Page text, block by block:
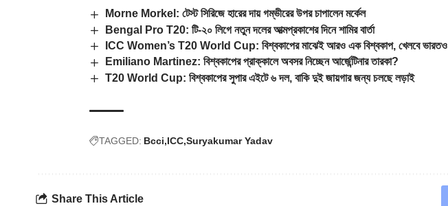
Morne Morkel: টেস্ট সিরিজে হারের দায় গম্ভীরের উপর চাপালেন মর্কেল
Bengal Pro T20: টি-২০ লিগে নতুন দলের আত্মপ্রকাশের দিনে শামির বার্তা
ICC Women’s T20 World Cup: বিশ্বকাপের মাঝেই আরও এক বিশ্বকাপ, খেলবে ভারতও
Emiliano Martinez: বিশ্বকাপের প্রাক্কালে অবসর নিচ্ছেন আর্জেন্টিনার তারকা?
T20 World Cup: বিশ্বকাপের সুপার এইটে ৬ দল, বাকি দুই জায়গার জন্য চলছে লড়াই
TAGGED: Bcci ICC Suryakumar Yadav
Share This Article